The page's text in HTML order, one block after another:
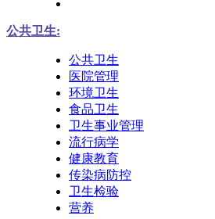
公共卫生:
公共卫生
医院管理
环境卫生
食品卫生
卫生事业管理
流行病学
健康教育
传染病防控
卫生检验
营养